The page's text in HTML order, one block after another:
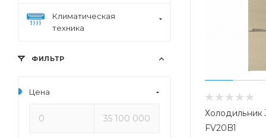
Холодильник
FV20B1
Климатическая
техника
ФИЛЬТР
Цена